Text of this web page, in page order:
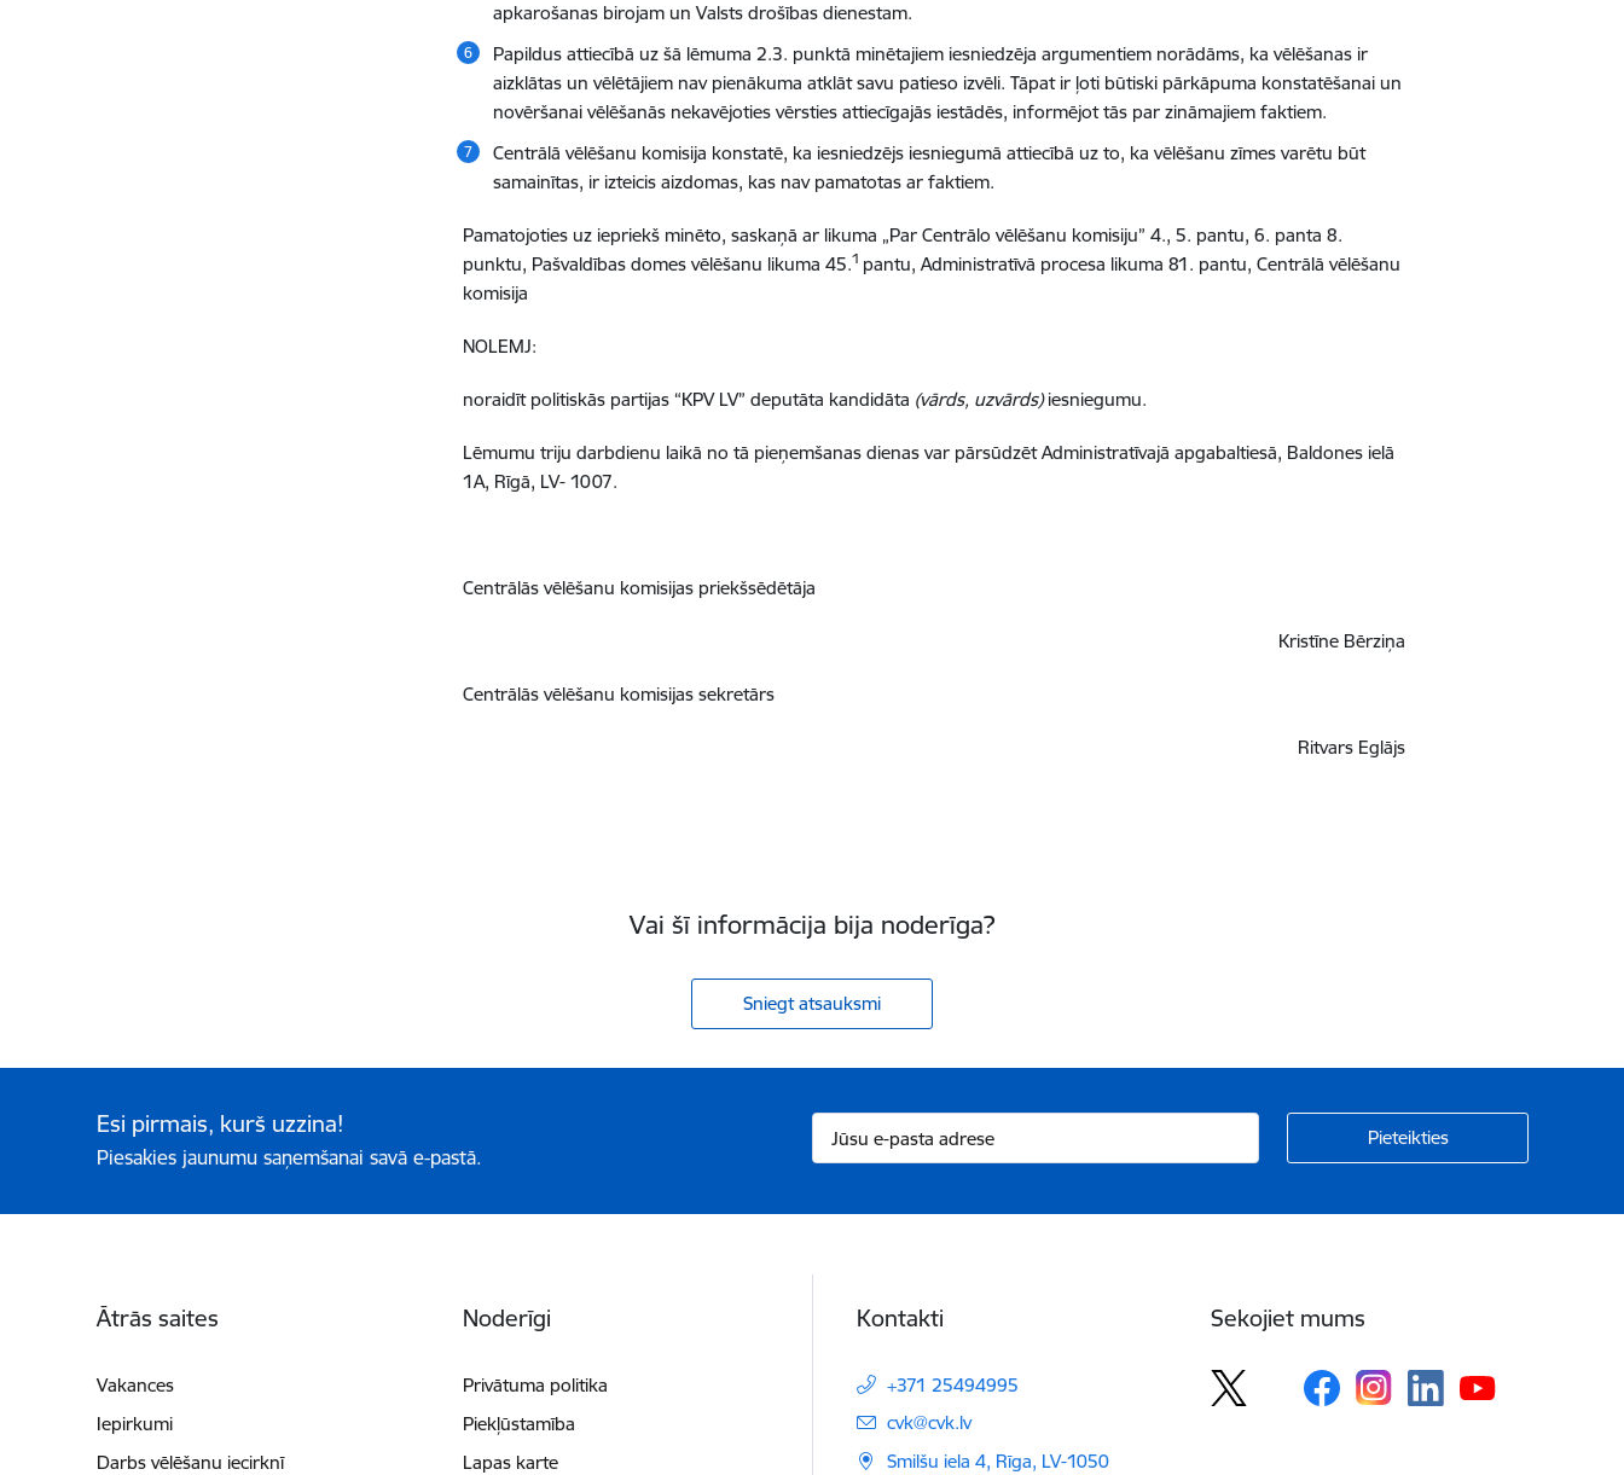
apkarošanas birojam un Valsts drošības dienestam.
Papildus attiecībā uz šā lēmuma 2.3. punktā minētajiem iesniedzēja argumentiem norādāms, ka vēlēšanas ir
aizklātas un vēlētājiem nav pienākuma atklāt savu patieso izvēli. Tāpat ir ļoti būtiski pārkāpuma konstatēšanai un
novēršanai vēlēšanās nekavējoties vērsties attiecīgajās iestādēs, informējot tās par zināmajiem faktiem.
Centrālā vēlēšanu komisija konstatē, ka iesniedzējs iesniegumā attiecībā uz to, ka vēlēšanu zīmes varētu būt
samainītas, ir izteicis aizdomas, kas nav pamatotas ar faktiem.
Pamatojoties uz iepriekš minēto, saskaņā ar likuma „Par Centrālo vēlēšanu komisiju” 4., 5. pantu, 6. panta 8.
punktu, Pašvaldības domes vēlēšanu likuma 45.1 pantu, Administratīvā procesa likuma 81. pantu,Centrālā vēlēšanu
komisija
NOLEMJ:
noraidīt politiskās partijas “KPV LV” deputāta kandidāta (vārds, uzvārds)iesniegumu.
Lēmumu triju darbdienu laikā no tā pieņemšanas dienas var pārsūdzēt Administratīvajā apgabaltiesā, Baldones ielā
1A, Rīgā, LV- 1007.
Centrālās vēlēšanu komisijas priekšsēdētāja
Kristīne Bērziņa
Centrālās vēlēšanu komisijas sekretārs
Ritvars Eglājs
Vai šī informācija bija noderīga?
Sniegt atsauksmi
Esi pirmais, kurš uzzina!
Piesakies jaunumu saņemšanai savā e-pastā.
Ātrās saites
Vakances
Iepirkumi
Darbs vēlēšanu iecirknī
Noderīgi
Privātuma politika
Piekļūstamība
Lapas karte
Kontakti
+371 25494995
E-pasts:
cvk@cvk.lv
Smilšu iela 4, Rīga, LV-1050
Sekojiet mums